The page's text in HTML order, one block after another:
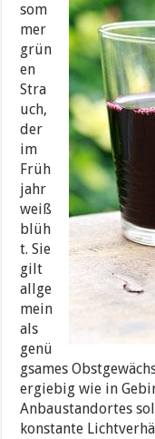
som
mer
grün
en
Stra
uch,
der
im
Früh
jahr
weiß
blüh
t. Sie
gilt
allge
mein
als
genü
gsames
ergiebig wie in
Anbaustandortes
konstante